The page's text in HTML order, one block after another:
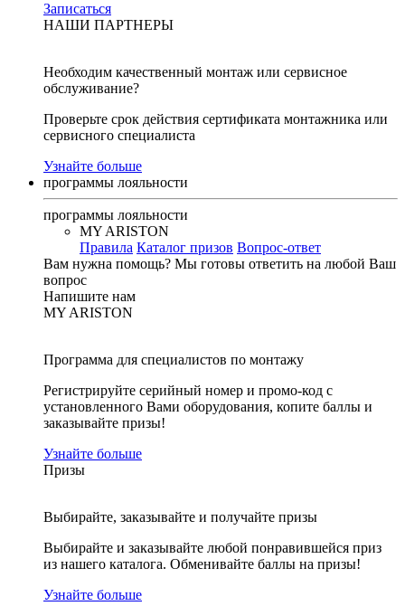
Записаться
НАШИ ПАРТНЕРЫ
Необходим качественный монтаж или сервисное
обслуживание?
Проверьте срок действия сертификата монтажника или
сервисного специалиста
Узнайте больше
программы лояльности
программы лояльности
MY ARISTON
Правила Каталог призов Вопрос-ответ
Вам нужна помощь? Мы готовы ответить на любой Ваш
вопрос
Напишите нам
MY ARISTON
Программа для специалистов по монтажу
Регистрируйте серийный номер и промо-код с
установленного Вами оборудования, копите баллы и
заказывайте призы!
Узнайте больше
Призы
Выбирайте, заказывайте и получайте призы
Выбирайте и заказывайте любой понравившейся приз
из нашего каталога. Обменивайте баллы на призы!
Узнайте больше